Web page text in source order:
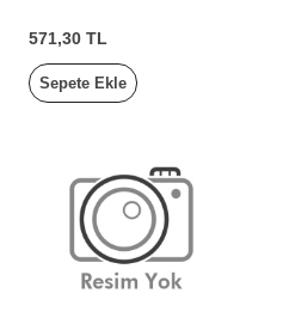
571,30 TL
Sepete Ekle